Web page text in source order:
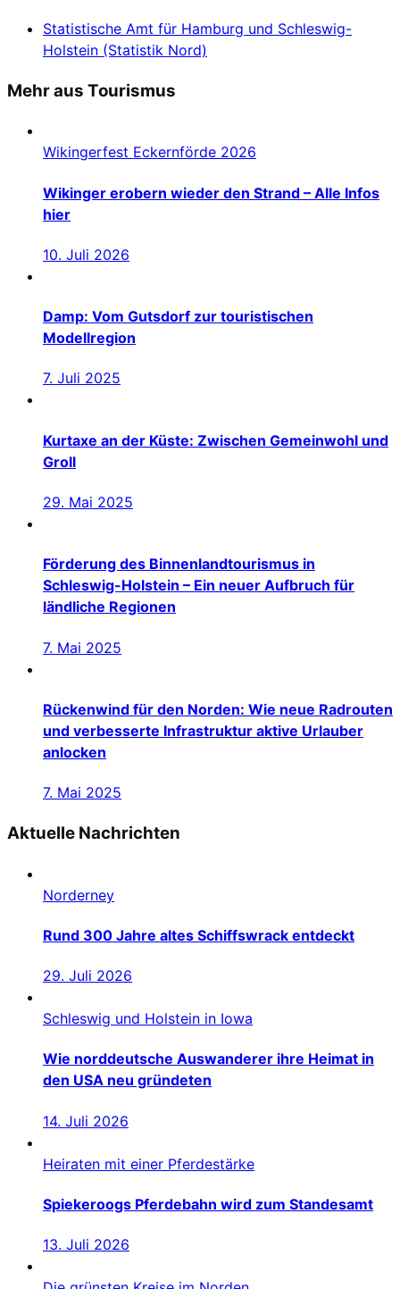
Statistische Amt für Hamburg und Schleswig-
Holstein (Statistik Nord)
Mehr aus Tourismus
Wikingerfest Eckernförde 2026
Wikinger erobern wieder den Strand – Alle Infos
hier
10. Juli 2026
Damp: Vom Gutsdorf zur touristischen
Modellregion
7. Juli 2025
Kurtaxe an der Küste: Zwischen Gemeinwohl und
Groll
29. Mai 2025
Förderung des Binnenlandtourismus in
Schleswig-Holstein – Ein neuer Aufbruch für
ländliche Regionen
7. Mai 2025
Rückenwind für den Norden: Wie neue Radrouten
und verbesserte Infrastruktur aktive Urlauber
anlocken
7. Mai 2025
Aktuelle Nachrichten
Norderney
Rund 300 Jahre altes Schiffswrack entdeckt
29. Juli 2026
Schleswig und Holstein in Iowa
Wie norddeutsche Auswanderer ihre Heimat in
den USA neu gründeten
14. Juli 2026
Heiraten mit einer Pferdestärke
Spiekeroogs Pferdebahn wird zum Standesamt
13. Juli 2026